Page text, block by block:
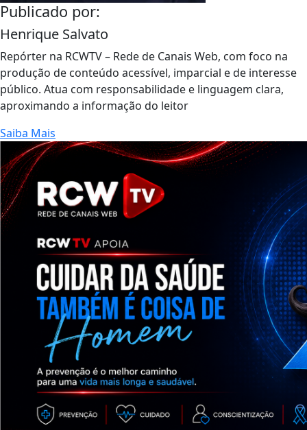
Publicado por:
Henrique Salvato
Repórter na RCWTV – Rede de Canais Web, com foco na
produção de conteúdo acessível, imparcial e de interesse
público. Atua com responsabilidade e linguagem clara,
aproximando a informação do leitor
Saiba Mais